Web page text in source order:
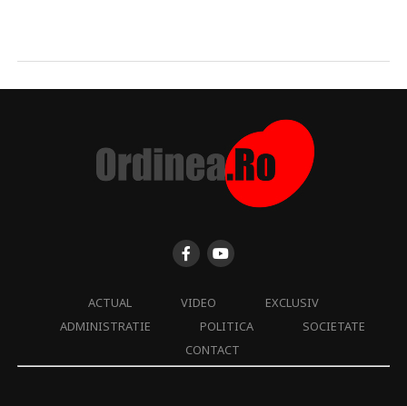
ACTUAL VIDEO
EXCLUSIV
ADMINISTRATIE
POLITICA
SOCIETATE
CONTACT